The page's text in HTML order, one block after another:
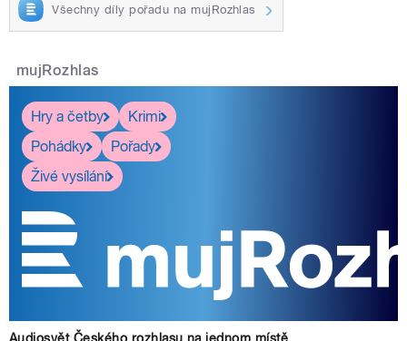
Všechny díly pořadu na mujRozhlas
mujRozhlas
Hry a četby
Krimi
Pohádky
Pořady
Živé vysílání